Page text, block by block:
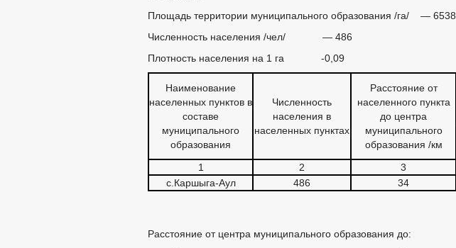
Площадь территории муниципального образования /га/ — 6538
Численность населения /чел/ — 486
Плотность населения на 1 га -0,09
Наименование
населенных пунктов в
составе
муниципального
образования
Численность
населения в
населенных пунктах
Расстояние от
населенного пункта
до центра
муниципального
образования /км
1
2 3
с.Каршыга-Аул
486 34
Расстояние от центра муниципального образования до: